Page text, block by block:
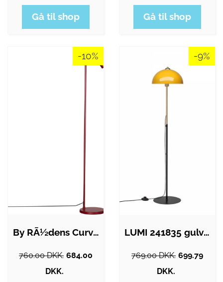
Gå til shop Gå til shop
-10%
By RÃ½dens Curve gulvlampe, rød
760.00 DKK. 684.00
DKK.
-9%
LUMI 241835 gulvlampe - gul metal
769.00 DKK. 699.79
DKK.